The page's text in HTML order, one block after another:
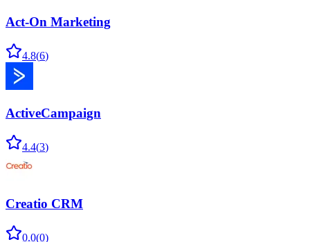
Act-On Marketing
4.8(6)
ActiveCampaign
4.4(3)
Creatio CRM
0.0(0)